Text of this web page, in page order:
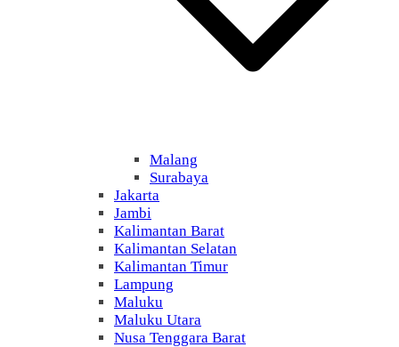
Malang
Surabaya
Jakarta
Jambi
Kalimantan Barat
Kalimantan Selatan
Kalimantan Timur
Lampung
Maluku
Maluku Utara
Nusa Tenggara Barat